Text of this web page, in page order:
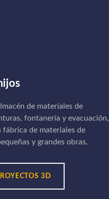
de materiales de
fontanería y evacuación,
fábrica de materiales de
y grandes obras.
3D